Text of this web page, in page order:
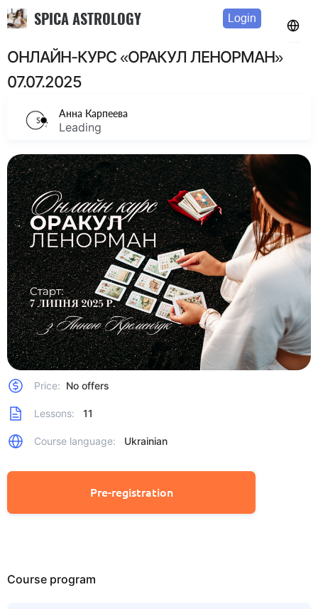
SPICA ASTROLOGY Login
ОНЛАЙН-КУРС «ОРАКУЛ ЛЕНОРМАН»
07.07.2025
Анна Карпеева
Leading
Price: No offers
Lessons: 11
Course language: Ukrainian
Pre-registration
Course program